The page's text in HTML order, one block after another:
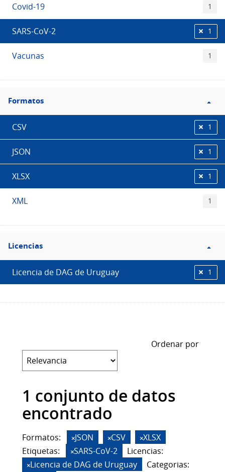
Covid-19 1
SARS-CoV-2 1
Vacunas 1
Filtro
Formatos
Formatos
CSV 1
JSON 1
XLSX 1
XML 1
Filtro
Licencias
Licencias
Licencia de DAG de Uruguay 1
Ordenar por
1 conjunto de datos
encontrado
Formatos: JSON CSV
XLSX
Etiquetas:
SARS-CoV-2
Licencias:
Licencia de DAG de Uruguay
Categorias: